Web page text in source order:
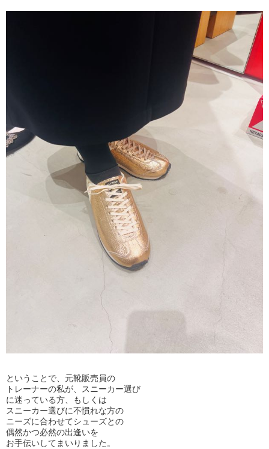
ということで、元靴販売員の
トレーナーの私が、スニーカー選び
に迷っている方、もしくは
スニーカー選びに不慣れな方の
ニーズに合わせてシューズとの
偶然かつ必然の出逢いを
お手伝いしてまいりました。